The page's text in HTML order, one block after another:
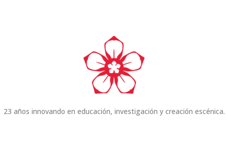
23 años innovando en educación, investigación y creación escénica.